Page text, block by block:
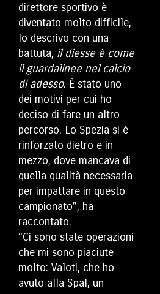
direttore sportivo è
diventato molto difficile,
lo descrivo con una
battuta, il diesse è come
il guardalinee nel calcio
di adesso. È stato uno
dei motivi per cui ho
deciso di fare un altro
percorso. Lo Spezia si è
rinforzato dietro e in
mezzo, dove mancava di
quella qualità necessaria
per impattare in questo
campionato”, ha
raccontato.
“Ci sono state operazioni
che mi sono piaciute
molto: Valoti, che ho
avuto alla Spal, un